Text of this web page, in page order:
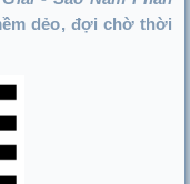
dẻo, đợi chờ thời